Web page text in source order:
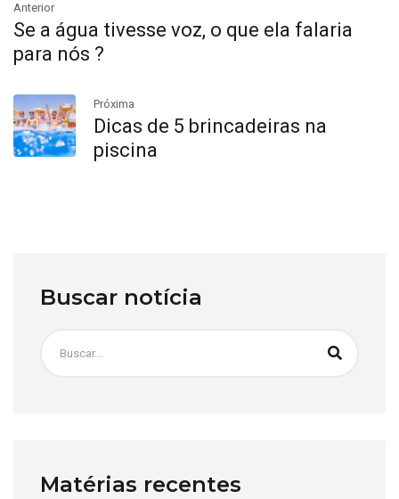
Anterior
Se a água tivesse voz, o que ela falaria
para nós ?
Próxima
Dicas de 5 brincadeiras na
piscina
Buscar notícia
Matérias recentes